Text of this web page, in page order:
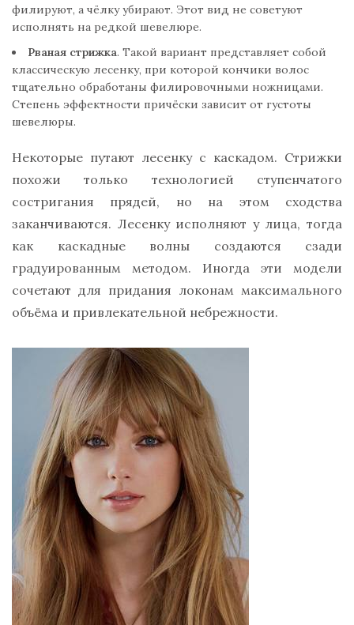
филируют, а чёлку убирают. Этот вид не советуют
исполнять на редкой шевелюре.
Рваная стрижка. Такой вариант представляет собой
классическую лесенку, при которой кончики волос
тщательно обработаны филировочными ножницами.
Степень эффектности причёски зависит от густоты
шевелюры.
Некоторые путают лесенку с каскадом. Стрижки
похожи только технологией ступенчатого
состригания прядей, но на этом сходства
заканчиваются. Лесенку исполняют у лица, тогда
как каскадные волны создаются сзади
градуированным методом. Иногда эти модели
сочетают для придания локонам максимального
объёма и привлекательной небрежности.